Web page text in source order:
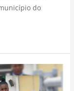
do